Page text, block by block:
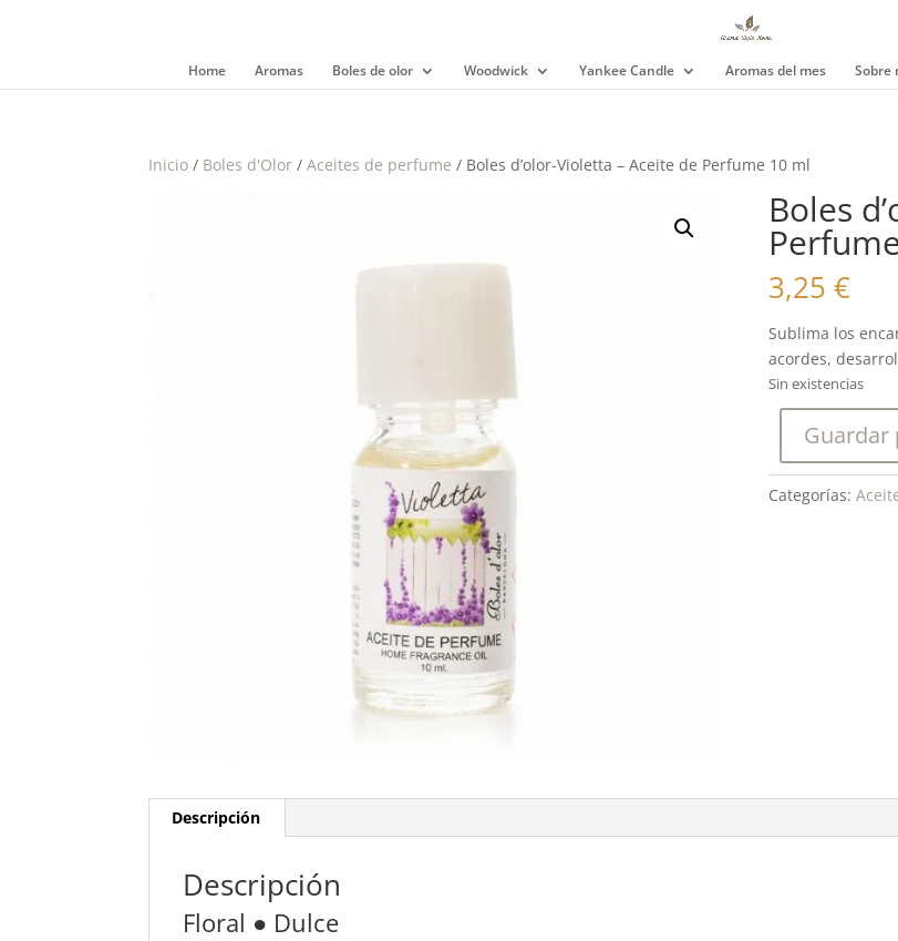
Home Aromas Boles de olor Woodwick Yankee Candle Aromas del mes Sobre
Inicio / Boles d'Olor /Aceites de perfume / Boles d’olor-Violetta – Aceite de Perfume 10 ml
Boles
3,25 €
Sublima los
acordes,
Sin existencias
Guardar
Categorías:
Descripción
Descripción
Floral ● Dulce